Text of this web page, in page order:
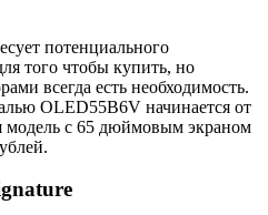
потенциального
того чтобы купить, но
всегда есть необходимость.
OLED55B6V начинается от
модель с 65 дюймовым экраном